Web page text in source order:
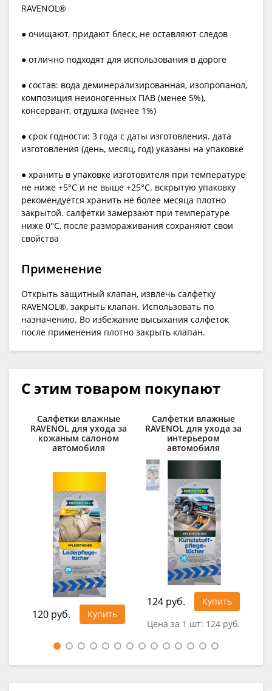
RAVENOL®
● очищают, придают блеск, не оставляют следов
● отлично подходят для использования в дороге
● состав: вода деминерализированная, изопропанол,
композиция неионогенных ПАВ (менее 5%),
консервант, отдушка (менее 1%)
● срок годности: 3 года с даты изготовления. дата
изготовления (день, месяц, год) указаны на упаковке
● хранить в упаковке изготовителя при температуре
не ниже +5°С и не выше +25°С. вскрытую упаковку
рекомендуется хранить не более месяца плотно
закрытой. салфетки замерзают при температуре
ниже 0°С, после размораживания сохраняют свои
свойства
Применение
Открыть защитный клапан, извлечь салфетку
RAVENOL®, закрыть клапан. Использовать по
назначению. Во избежание высыхания салфеток
после применения плотно закрыть клапан.
С этим товаром покупают
Салфетки влажные
RAVENOL для ухода за
кожаным салоном
автомобиля
120 руб. Купить
Салфетки влажные
RAVENOL для ухода за
интерьером
автомобиля
124 руб.
Купить
Цена за 1 шт: 124 руб.